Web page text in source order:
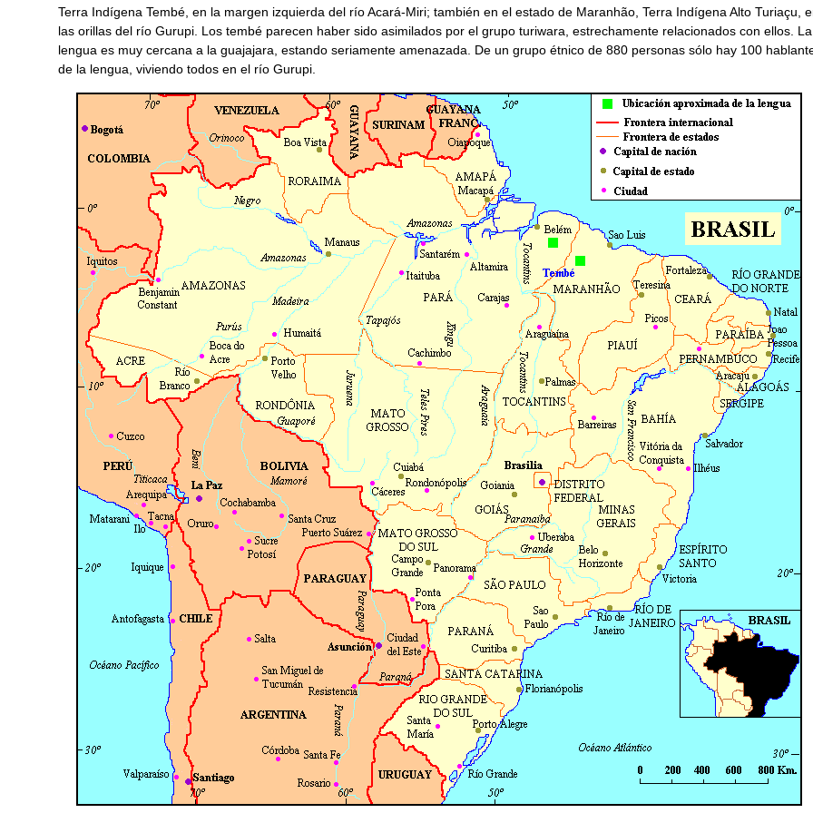
Terra Indígena Tembé, en la margen izquierda del río Acará-Miri; también en el estado de Maranhão, Terra Indígena Alto Turiaçu,
las orillas del río Gurupi. Los tembé parecen haber sido asimilados por el grupo turiwara, estrechamente relacionados con ellos. La
lengua es muy cercana a la guajajara, estando seriamente amenazada. De un grupo étnico de 880 personas sólo hay 100
de la lengua, viviendo todos en el río Gurupi.